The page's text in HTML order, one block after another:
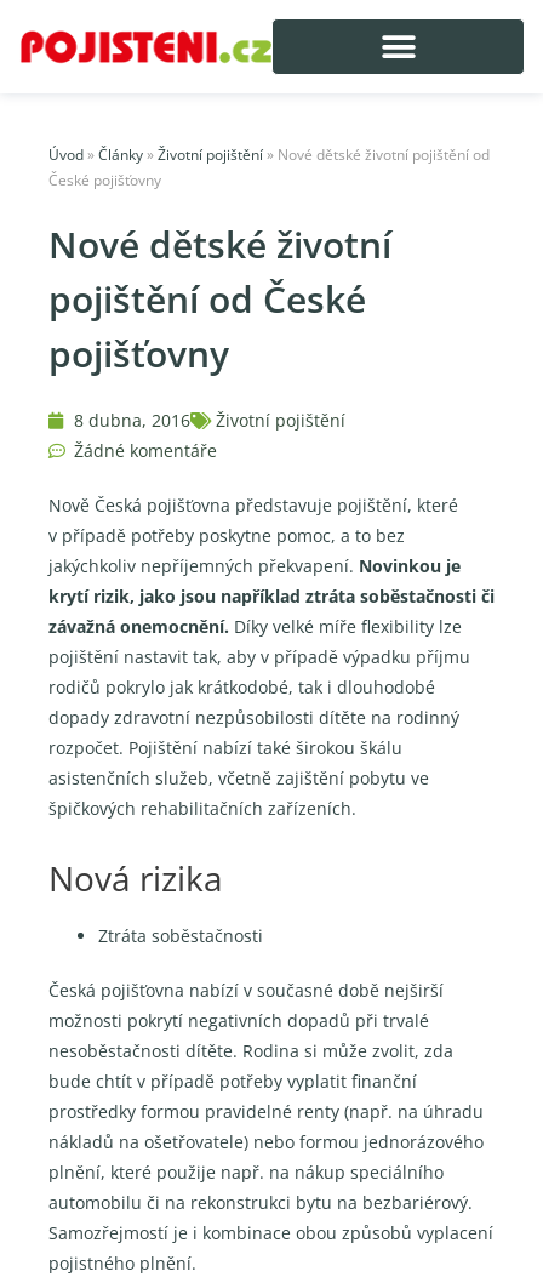
Úvod » Články » Životní pojištění » Nové dětské životní pojištění od
České pojišťovny
Nové dětské životní
pojištění od České
pojišťovny
8 dubna, 2016
Životní pojištění
Žádné komentáře
Nově Česká pojišťovna představuje pojištění, které
v případě potřeby poskytne pomoc, a to bez
jakýchkoliv nepříjemných překvapení. Novinkou je
krytí rizik, jako jsou například ztráta soběstačnosti či
závažná onemocnění. Díky velké míře flexibility lze
pojištění nastavit tak, aby v případě výpadku příjmu
rodičů pokrylo jak krátkodobé, tak i dlouhodobé
dopady zdravotní nezpůsobilosti dítěte na rodinný
rozpočet. Pojištění nabízí také širokou škálu
asistenčních služeb, včetně zajištění pobytu ve
špičkových rehabilitačních zařízeních.
Nová rizika
Ztráta soběstačnosti
Česká pojišťovna nabízí v současné době nejširší
možnosti pokrytí negativních dopadů při trvalé
nesoběstačnosti dítěte. Rodina si může zvolit, zda
bude chtít v případě potřeby vyplatit finanční
prostředky formou pravidelné renty (např. na úhradu
nákladů na ošetřovatele) nebo formou jednorázového
plnění, které použije např. na nákup speciálního
automobilu či na rekonstrukci bytu na bezbariérový.
Samozřejmostí je i kombinace obou způsobů vyplacení
pojistného plnění.